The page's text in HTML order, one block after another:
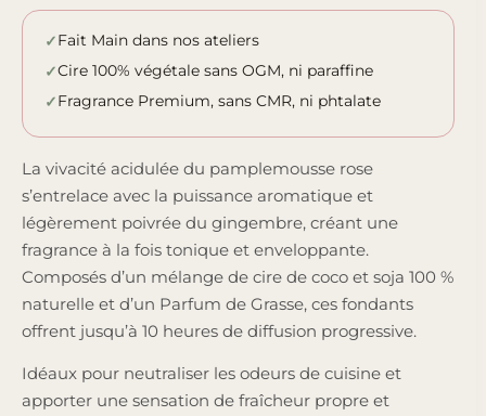
Fait Main dans nos ateliers
Cire 100% végétale sans OGM, ni paraffine
Fragrance Premium, sans CMR, ni phtalate
La vivacité acidulée du pamplemousse rose
s’entrelace avec la puissance aromatique et
légèrement poivrée du gingembre, créant une
fragrance à la fois tonique et enveloppante.
Composés d’un mélange de cire de coco et soja 100 %
naturelle et d’un Parfum de Grasse, ces fondants
offrent jusqu’à 10 heures de diffusion progressive.
Idéaux pour neutraliser les odeurs de cuisine et
apporter une sensation de fraîcheur propre et